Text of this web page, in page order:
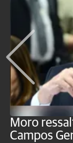
Moro
Campos